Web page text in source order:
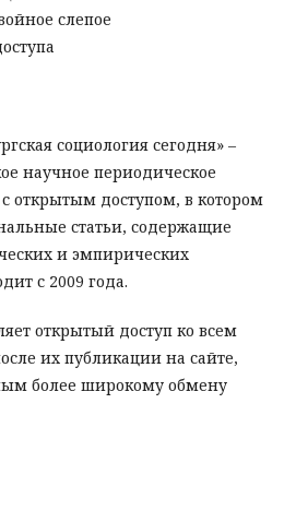
слепое
социология сегодня» –
научное периодическое
открытым доступом, в котором
статьи, содержащие
и эмпирических
с 2009 года.
открытый доступ ко всем
их публикации на сайте,
более широкому обмену